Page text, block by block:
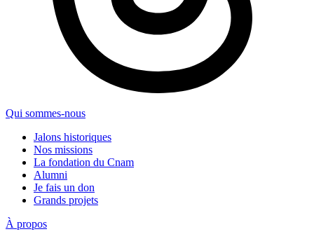
Qui sommes-nous
Jalons historiques
Nos missions
La fondation du Cnam
Alumni
Je fais un don
Grands projets
À propos